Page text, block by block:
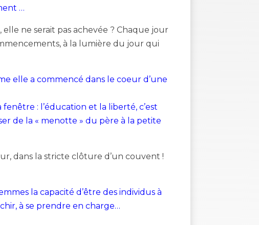
…
ne serait pas achevée ? Chaque jour
à la lumière du jour qui
elle a commencé dans le coeur d’une
: l’éducation et la liberté, c’est
de la « menotte » du père à la petite
dans la stricte clôture d’un couvent !
la capacité d’être des individus à
à se prendre en charge…